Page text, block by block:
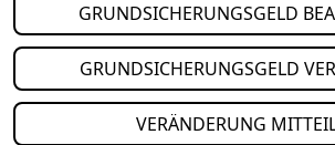
GRUNDSICHERUNGSGELD
GRUNDSICHERUNGSGELD
VERÄNDERUNG